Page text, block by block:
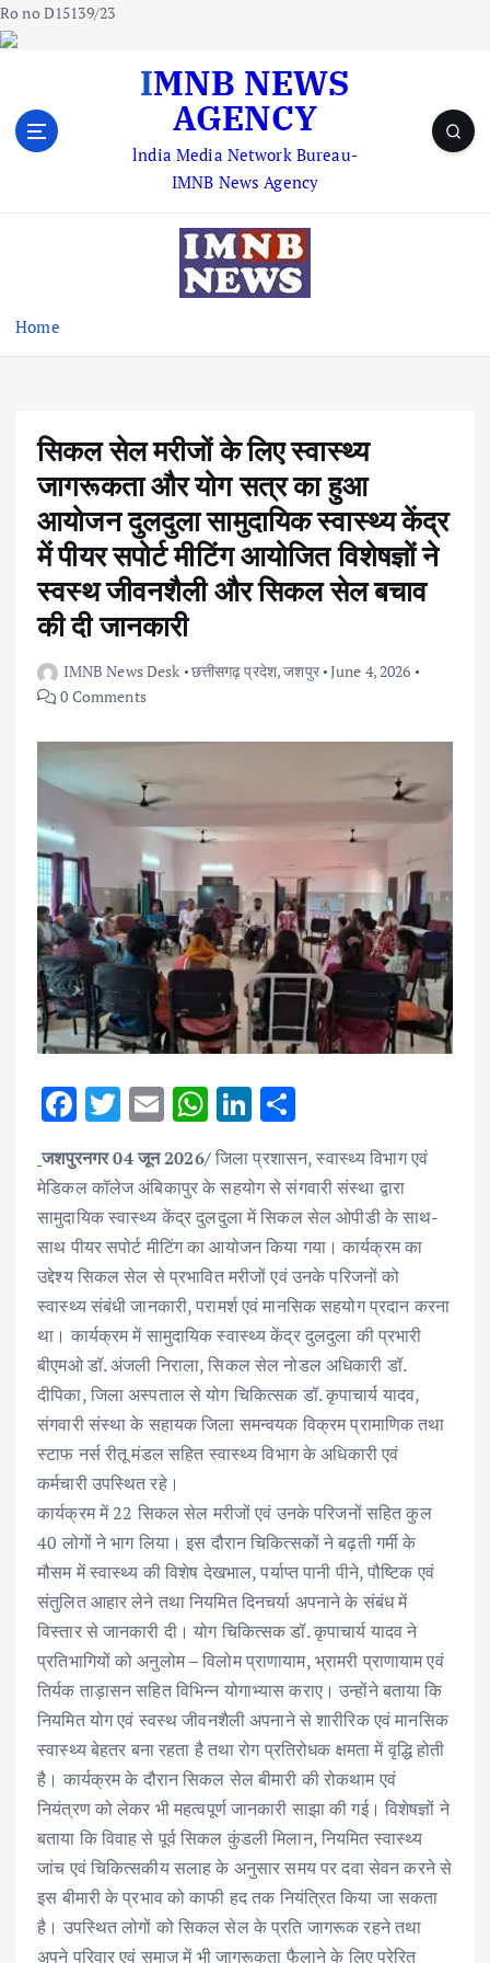
Ro no D15139/23
IMNB NEWS
AGENCY
lndia Media Network Bureau-
IMNB News Agency
Home
सिकल सेल मरीजों के लिए स्वास्थ्य
जागरूकता और योग सत्र का हुआ
आयोजन दुलदुला सामुदायिक स्वास्थ्य केंद्र
में पीयर सपोर्ट मीटिंग आयोजित विशेषज्ञों ने
स्वस्थ जीवनशैली और सिकल सेल बचाव
की दी जानकारी
IMNB News Desk छत्तीसगढ़ प्रदेश,जशपुर June 4, 2026
0 Comments
F
e
b
o
o
k
T
it
te
r
E
ai
l
W
h
at
s
A
p
p
Li
k
e
dI
n
ar
e
जशपुरनगर 04 जून 2026/जिला प्रशासन, स्वास्थ्य विभाग एवं
मेडिकल कॉलेज अंबिकापुर के सहयोग से संगवारी संस्था द्वारा
सामुदायिक स्वास्थ्य केंद्र दुलदुला में सिकल सेल ओपीडी के साथ-
साथ पीयर सपोर्ट मीटिंग का आयोजन किया गया। कार्यक्रम का
उद्देश्य सिकल सेल से प्रभावित मरीजों एवं उनके परिजनों को
स्वास्थ्य संबंधी जानकारी, परामर्श एवं मानसिक सहयोग प्रदान करना
था। कार्यक्रम में सामुदायिक स्वास्थ्य केंद्र दुलदुला की प्रभारी
बीएमओ डॉ. अंजली निराला, सिकल सेल नोडल अधिकारी डॉ.
दीपिका, जिला अस्पताल से योग चिकित्सक डॉ. कृपाचार्य यादव,
संगवारी संस्था के सहायक जिला समन्वयक विक्रम प्रामाणिक तथा
स्टाफ नर्स रीतू मंडल सहित स्वास्थ्य विभाग के अधिकारी एवं
कर्मचारी उपस्थित रहे।
कार्यक्रम में 22 सिकल सेल मरीजों एवं उनके परिजनों सहित कुल
40 लोगों ने भाग लिया। इस दौरान चिकित्सकों ने बढ़ती गर्मी के
मौसम में स्वास्थ्य की विशेष देखभाल, पर्याप्त पानी पीने, पौष्टिक एवं
संतुलित आहार लेने तथा नियमित दिनचर्या अपनाने के संबंध में
विस्तार से जानकारी दी। योग चिकित्सक डॉ. कृपाचार्य यादव ने
प्रतिभागियों को अनुलोम – विलोम प्राणायाम, भ्रामरी प्राणायाम एवं
तिर्यक ताड़ासन सहित विभिन्न योगाभ्यास कराए। उन्होंने बताया कि
नियमित योग एवं स्वस्थ जीवनशैली अपनाने से शारीरिक एवं मानसिक
स्वास्थ्य बेहतर बना रहता है तथा रोग प्रतिरोधक क्षमता में वृद्धि होती
है। कार्यक्रम के दौरान सिकल सेल बीमारी की रोकथाम एवं
नियंत्रण को लेकर भी महत्वपूर्ण जानकारी साझा की गई। विशेषज्ञों ने
बताया कि विवाह से पूर्व सिकल कुंडली मिलान, नियमित स्वास्थ्य
जांच एवं चिकित्सकीय सलाह के अनुसार समय पर दवा सेवन करने से
इस बीमारी के प्रभाव को काफी हद तक नियंत्रित किया जा सकता
है। उपस्थित लोगों को सिकल सेल के प्रति जागरूक रहने तथा
अपने परिवार एवं समाज में भी जागरूकता फैलाने के लिए प्रेरित